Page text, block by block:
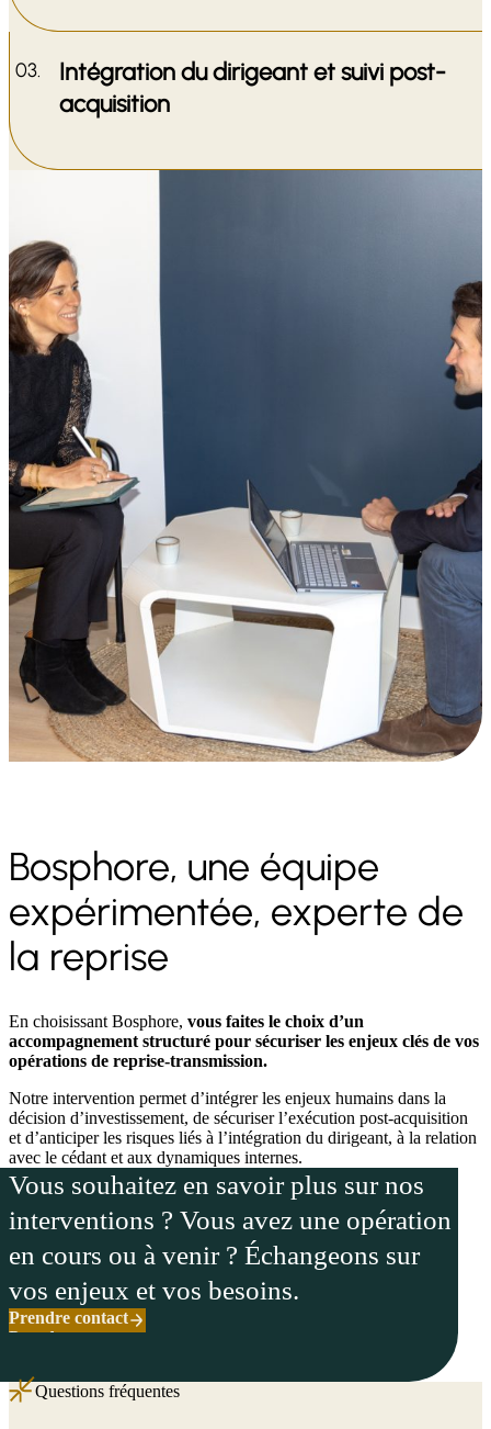
Intégration du dirigeant et suivi post-
acquisition
Bosphore, une équipe
expérimentée, experte de
la reprise
En choisissant Bosphore, vous faites le choix d’un
accompagnement structuré pour sécuriser les enjeux clés de vos
opérations de reprise-transmission.
Notre intervention permet d’intégrer les enjeux humains dans la
décision d’investissement, de sécuriser l’exécution post-acquisition
et d’anticiper les risques liés à l’intégration du dirigeant, à la relation
avec le cédant et aux dynamiques internes.
Vous souhaitez en savoir plus sur nos
interventions ? Vous avez une opération
en cours ou à venir ? Échangeons sur
vos enjeux et vos besoins.
Prendre contact
P
P
r
r
e
e
n
n
d
d
r
r
e
e
c
c
o
o
n
n
t
t
a
a
c
c
t
t
Questions fréquentes